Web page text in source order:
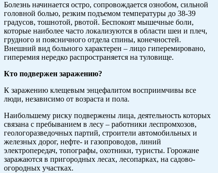
Болезнь начинается остро, сопровождается ознобом, сильной
головной болью, резким подъемом температуры до 38-39
градусов, тошнотой, рвотой. Беспокоят мышечные боли,
которые наиболее часто локализуются в области шеи и плеч,
грудного и поясничного отдела спины, конечностей.
Внешний вид больного характерен – лицо гиперемировано,
гиперемия нередко распространяется на туловище.
Кто подвержен заражению?
К заражению клещевым энцефалитом восприимчивы все
люди, независимо от возраста и пола.
Наибольшему риску подвержены лица, деятельность которых
связана с пребыванием в лесу – работники леспромхозов,
геологоразведочных партий, строители автомобильных и
железных дорог, нефте- и газопроводов, линий
электропередач, топографы, охотники, туристы. Горожане
заражаются в пригородных лесах, лесопарках, на садово-
огородных участках.